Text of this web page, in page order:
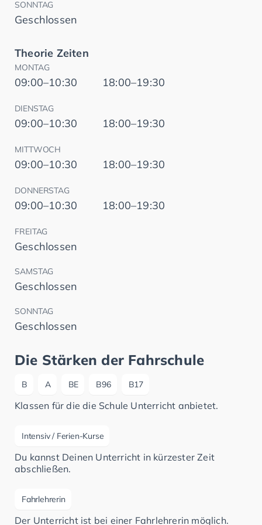
SONNTAG
Geschlossen
Theorie Zeiten
MONTAG
09:00–10:30 18:00–19:30
DIENSTAG
09:00–10:30 18:00–19:30
MITTWOCH
09:00–10:30 18:00–19:30
DONNERSTAG
09:00–10:30 18:00–19:30
FREITAG
Geschlossen
SAMSTAG
Geschlossen
SONNTAG
Geschlossen
Die Stärken der Fahrschule
B A BE B96 B17
Klassen für die die Schule Unterricht anbietet.
Intensiv / Ferien-Kurse
Du kannst Deinen Unterricht in kürzester Zeit
abschließen.
Fahrlehrerin
Der Unterricht ist bei einer Fahrlehrerin möglich.